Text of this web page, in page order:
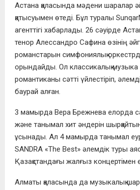
Астана қаласында мәдени шаралар
қатысуымен өтеді. Бұл туралы
агенттігі хабарлады. 26 сәуірде
тенор Алессандро Сафина өзінің
романстарын симфониялық
орындайды. Ол классикалық
романтиканы сәтті үйлестіріп,
баурай алған.
3 мамырда Вера Брежнева елорда
және танымал хит әндерін
ұсынады. Ал 4 мамырда танымал
SANDRA «The Best» әлемдік туры
Қазақстандағы жалғыз концертімен
Алматы қаласында да музыкалық